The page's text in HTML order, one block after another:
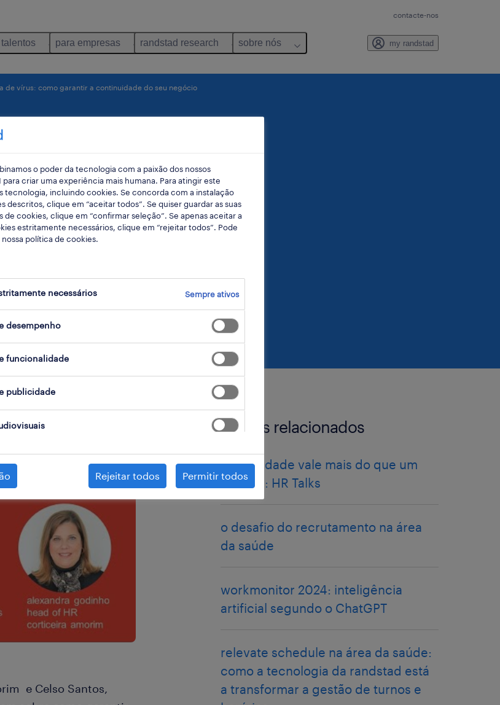
contacte-nos
para empresas randstad research sobre nós my randstad
de vírus: como garantir a continuidade do seu negócio
e Celso Santos,
artigos relacionados
Flexibilidade vale mais do que um
salário?: HR Talks
o desafio do recrutamento na área
da saúde
workmonitor 2024: inteligência
artificial segundo o ChatGPT
relevate schedule na área da saúde:
como a tecnologia da randstad está
a transformar a gestão de turnos e
o poder da tecnologia com a paixão dos nossos
para criar uma experiência mais humana. Para atingir este
tecnologia, incluindo cookies. Se concorda com a instalação
descritos, clique em “aceitar todos”. Se quiser guardar as suas
de cookies, clique em “confirmar seleção”. Se apenas aceitar a
estritamente necessários, clique em “rejeitar todos”. Pode
nossa política de cookies.
necessários Sempre ativos
desempenho
funcionalidade
publicidade
Rejeitar todos Permitir todos